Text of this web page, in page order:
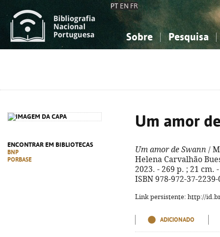
PT EN FR
Sobre Pesquisa
ENCONTRAR EM BIBLIOTECAS
BNP
PORBASE
Um amor
Um amor de Swann /
Helena Carvalhão
2023. - 269 p. ; 21
ISBN 978-972-37-2239-
Link persistente: http://
ADICIONADO